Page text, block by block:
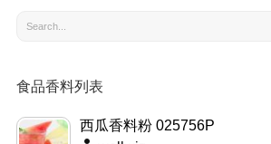
食品香料列表
西瓜香料粉 025756P